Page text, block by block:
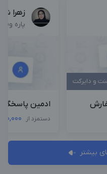
و دایرکت
زهرا
پاره
ادمین
دستمزد از
بیشتر